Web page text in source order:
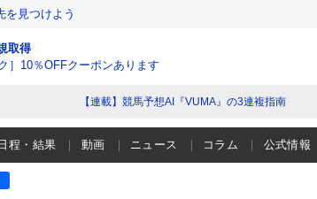
を見つけよう
取得
］10％OFFクーポンあります
【連載】競馬予想AI『VUMA』の3連複指南
日程・結果 動画 ニュース コラム 公式情報